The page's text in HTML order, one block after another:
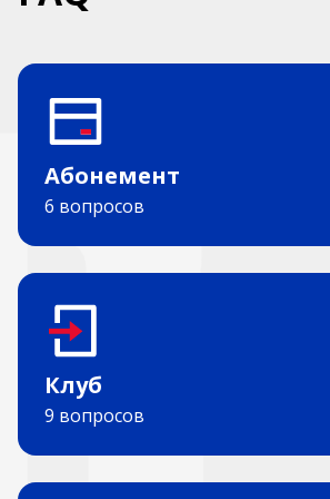
Абонемент
6 вопросов
Клуб
9 вопросов